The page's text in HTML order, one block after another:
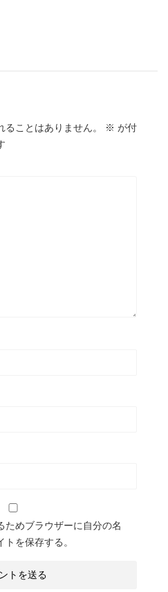
ことはありません。 ※ が付
ためブラウザーに自分の名
を保存する。